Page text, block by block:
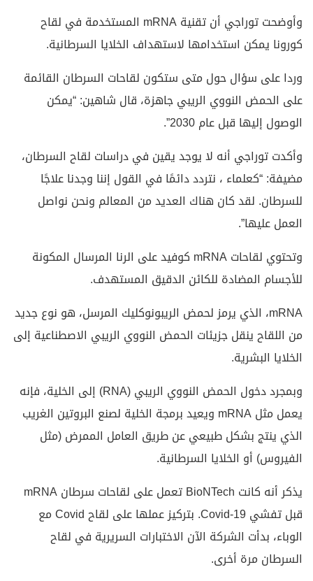
وأوضحت توراجي أن تقنية mRNA المستخدمة في لقاح
كورونا يمكن استخدامها لاستهداف الخلايا السرطانية.
وردا على سؤال حول متى ستكون لقاحات السرطان القائمة
على الحمض النووي الريبي جاهزة، قال شاهين: “يمكن
الوصول إليها قبل عام 2030”.
وأكدت توراجي أنه لا يوجد يقين في دراسات لقاح السرطان،
مضيفة: “كعلماء ، نتردد دائمًا في القول إننا وجدنا علاجًا
للسرطان. لقد كان هناك العديد من المعالم ونحن نواصل
العمل عليها”.
وتحتوي لقاحات mRNA كوفيد على الرنا المرسال المكونة
للأجسام المضادة للكائن الدقيق المستهدف.
mRNA، الذي يرمز لحمض الريبونوكليك المرسل، هو نوع جديد
من اللقاح ينقل جزيئات الحمض النووي الريبي الاصطناعية إلى
الخلايا البشرية.
وبمجرد دخول الحمض النووي الريبي (RNA) إلى الخلية، فإنه
يعمل مثل mRNA ويعيد برمجة الخلية لصنع البروتين الغريب
الذي ينتج بشكل طبيعي عن طريق العامل الممرض (مثل
الفيروس) أو الخلايا السرطانية.
يذكر أنه كانت BioNTech تعمل على لقاحات سرطان mRNA
قبل تفشي Covid-19. بتركيز عملها على لقاح Covid مع
الوباء، بدأت الشركة الآن الاختبارات السريرية في لقاح
السرطان مرة أخرى.